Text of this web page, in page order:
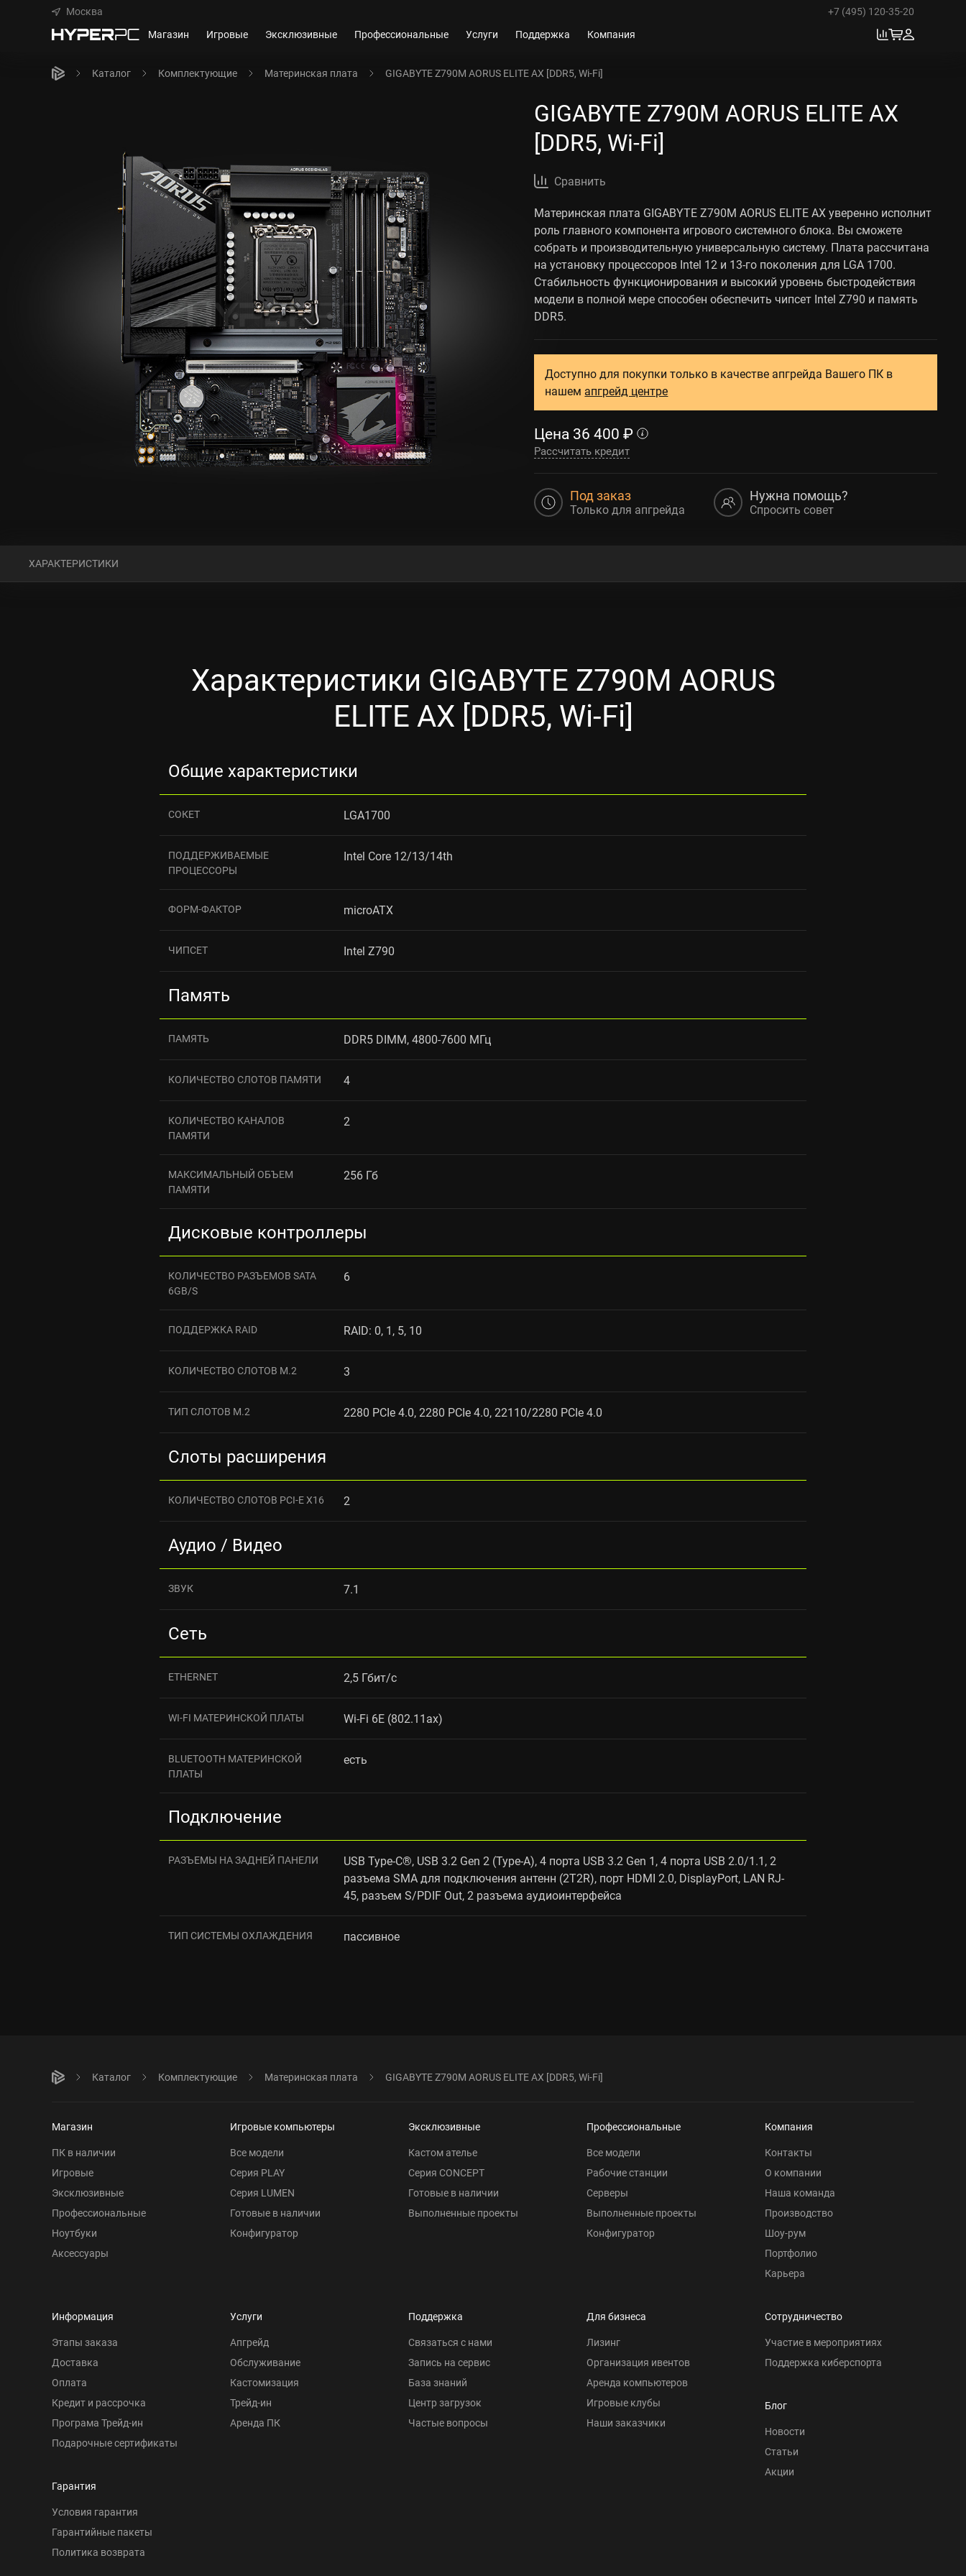
Москва
+7 (495) 120-35-20
Магазин
Игровые Эксклюзивные Профессиональные Услуги Поддержка Компания
Каталог Комплектующие Материнская плата GIGABYTE Z790M AORUS ELITE AX [DDR5, Wi-Fi]
GIGABYTE Z790M AORUS ELITE AX
[DDR5, Wi-Fi]
Сравнить
Материнская плата GIGABYTE Z790M AORUS ELITE AX уверенно исполнит
роль главного компонента игрового системного блока. Вы сможете
собрать и производительную универсальную систему. Плата рассчитана
на установку процессоров Intel 12 и 13-го поколения для LGA 1700.
Стабильность функционирования и высокий уровень быстродействия
модели в полной мере способен обеспечить чипсет Intel Z790 и память
DDR5.
Доступно для покупки только в качестве апгрейда Вашего ПК в
нашем апгрейд центре
Цена 36 400 ₽
Рассчитать кредит
Под заказ
Только для апгрейда
Нужна помощь?
Спросить совет
ХАРАКТЕРИСТИКИ
Характеристики GIGABYTE Z790M AORUS
ELITE AX [DDR5, Wi-Fi]
Общие характеристики
СОКЕТ LGA1700
ПОДДЕРЖИВАЕМЫЕ
ПРОЦЕССОРЫ
Intel Core 12/13/14th
ФОРМ-ФАКТОР microATX
ЧИПСЕТ Intel Z790
Память
ПАМЯТЬ DDR5 DIMM, 4800-7600 МГц
КОЛИЧЕСТВО СЛОТОВ ПАМЯТИ 4
КОЛИЧЕСТВО КАНАЛОВ
ПАМЯТИ
2
МАКСИМАЛЬНЫЙ ОБЪЕМ
ПАМЯТИ
256 Гб
Дисковые контроллеры
КОЛИЧЕСТВО РАЗЪЕМОВ SATA
6GB/S
6
ПОДДЕРЖКА RAID RAID: 0, 1, 5, 10
КОЛИЧЕСТВО СЛОТОВ M.2 3
ТИП СЛОТОВ M.2 2280 PCIe 4.0, 2280 PCIe 4.0, 22110/2280 PCIe 4.0
Слоты расширения
КОЛИЧЕСТВО СЛОТОВ PCI-E X16 2
Аудио / Видео
ЗВУК 7.1
Сеть
ETHERNET 2,5 Гбит/c
WI-FI МАТЕРИНСКОЙ ПЛАТЫ Wi-Fi 6E (802.11ax)
BLUETOOTH МАТЕРИНСКОЙ
ПЛАТЫ
есть
Подключение
РАЗЪЕМЫ НА ЗАДНЕЙ ПАНЕЛИ
USB Type-C®, USB 3.2 Gen 2 (Type-A), 4 порта USB 3.2 Gen 1, 4 порта USB 2.0/1.1, 2
разъема SMA для подключения антенн (2T2R), порт HDMI 2.0, DisplayPort, LAN RJ-
45, разъем S/PDIF Out, 2 разъема аудиоинтерфейса
ТИП СИСТЕМЫ ОХЛАЖДЕНИЯ пассивное
Каталог Комплектующие Материнская плата GIGABYTE Z790M AORUS ELITE AX [DDR5, Wi-Fi]
Магазин
ПК в наличии
Игровые
Эксклюзивные
Профессиональные
Ноутбуки
Аксессуары
Игровые компьютеры
Все модели
Серия PLAY
Серия LUMEN
Готовые в наличии
Конфигуратор
Эксклюзивные
Кастом ателье
Серия CONCEPT
Готовые в наличии
Выполненные проекты
Профессиональные
Все модели
Рабочие станции
Серверы
Выполненные проекты
Конфигуратор
Компания
Контакты
О компании
Наша команда
Производство
Шоу-рум
Портфолио
Карьера
Информация
Этапы заказа
Доставка
Оплата
Кредит и рассрочка
Програма Трейд-ин
Подарочные сертификаты
Гарантия
Условия гарантия
Гарантийные пакеты
Политика возврата
Услуги
Апгрейд
Обслуживание
Кастомизация
Трейд-ин
Аренда ПК
Поддержка
Связаться с нами
Запись на сервис
База знаний
Центр загрузок
Частые вопросы
Для бизнеса
Лизинг
Организация ивентов
Аренда компьютеров
Игровые клубы
Наши заказчики
Сотрудничество
Участие в мероприятиях
Поддержка киберспорта
Блог
Новости
Статьи
Акции